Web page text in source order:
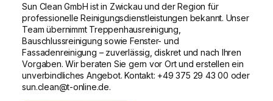
Sun Clean GmbH ist in Zwickau und der Region für
professionelle Reinigungsdienstleistungen bekannt. Unser
Team übernimmt Treppenhausreinigung,
Bauschlussreinigung sowie Fenster- und
Fassadenreinigung – zuverlässig, diskret und nach Ihren
Vorgaben. Wir beraten Sie gern vor Ort und erstellen ein
unverbindliches Angebot. Kontakt: +49 375 29 43 00 oder
sun.clean@t-online.de.